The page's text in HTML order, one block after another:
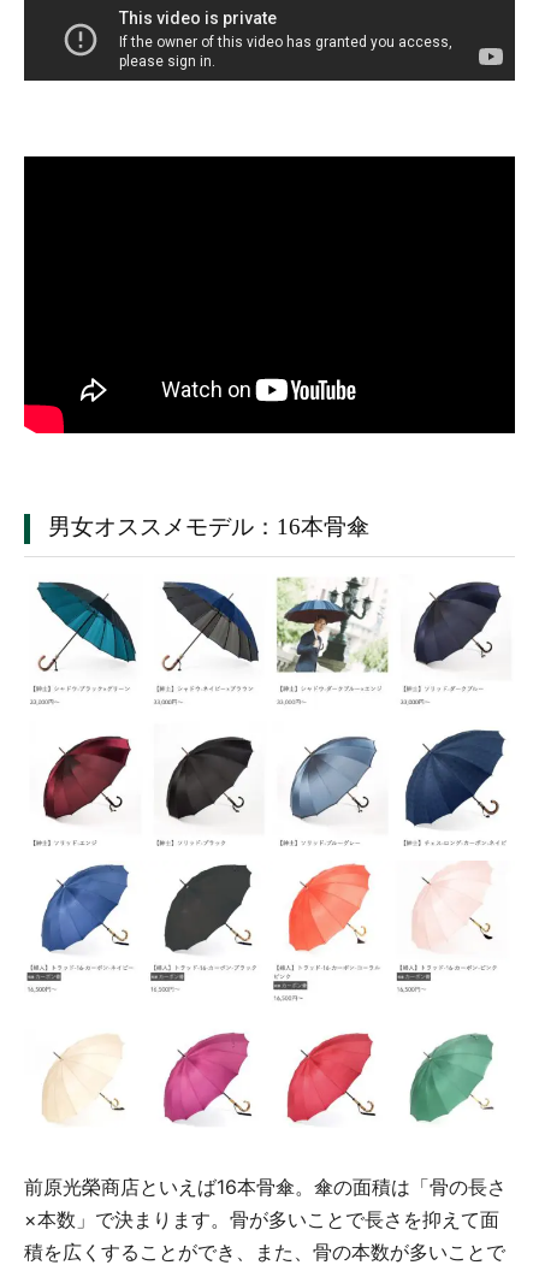
男女オススメモデル：16本骨傘
前原光榮商店といえば16本骨傘。傘の面積は「骨の長さ
×本数」で決まります。骨が多いことで長さを抑えて面
積を広くすることができ、また、骨の本数が多いことで